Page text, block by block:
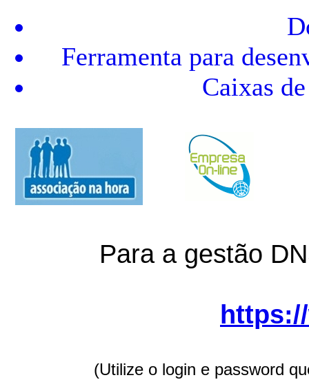
Ferramenta para
Caixas
Para a gestão
(Utilize o login e password